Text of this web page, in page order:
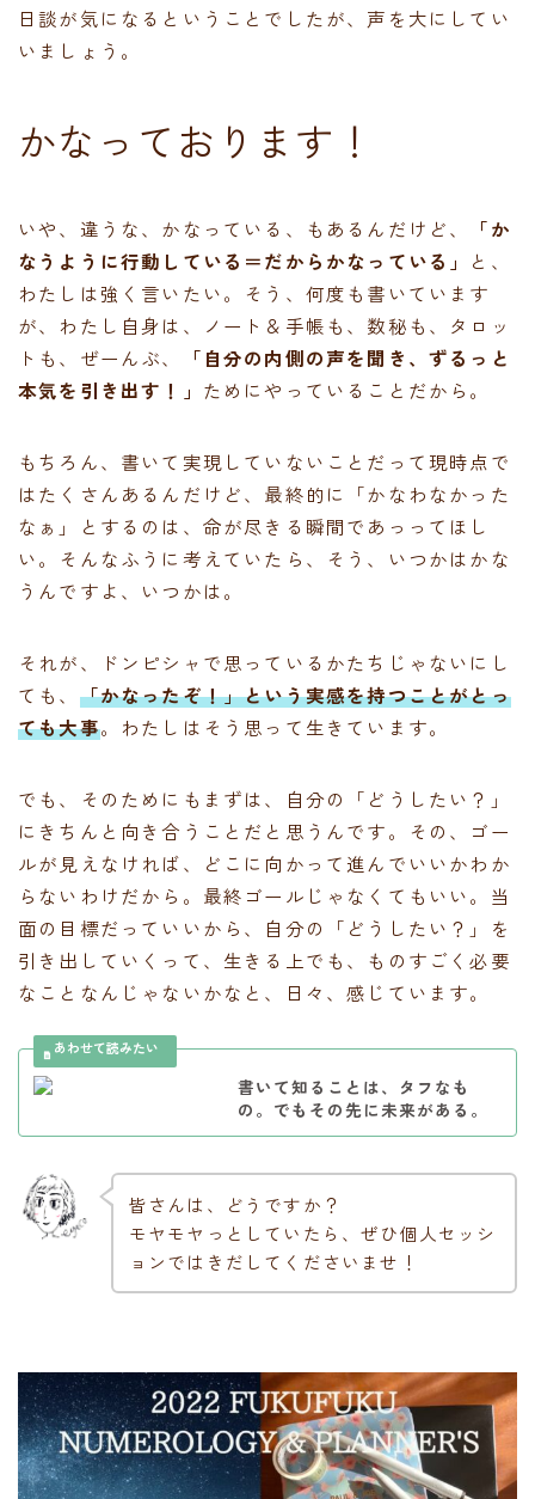
日談が気になるということでしたが、声を大にしてい
いましょう。
かなっております！
いや、違うな、かなっている、もあるんだけど、
「か
なうように行動している＝だからかなっている」
と、
わたしは強く言いたい。そう、何度も書いています
が、わたし自身は、ノート＆手帳も、数秘も、タロッ
トも、ぜーんぶ、
「自分の内側の声を聞き、ずるっと
本気を引き出す！」 ためにやっていることだから。
もちろん、書いて実現していないことだって現時点で
はたくさんあるんだけど、最終的に「かなわなかった
なぁ」とするのは、命が尽きる瞬間であっってほし
い。そんなふうに考えていたら、そう、いつかはかな
うんですよ、いつかは。
それが、ドンピシャで思っているかたちじゃないにし
ても、 「かなったぞ！」という実感を持つことがとっ
ても大事。わたしはそう思って生きています。
でも、そのためにもまずは、自分の「どうしたい？」
にきちんと向き合うことだと思うんです。その、ゴー
ルが見えなければ、どこに向かって進んでいいかわか
らないわけだから。最終ゴールじゃなくてもいい。当
面の目標だっていいから、自分の「どうしたい？」を
引き出していくって、生きる上でも、ものすごく必要
なことなんじゃないかなと、日々、感じています。
書いて知ることは、タフなも
の。でもその先に未来がある。
皆さんは、どうですか？
モヤモヤっとしていたら、ぜひ個人セッシ
ョンではきだしてくださいませ！